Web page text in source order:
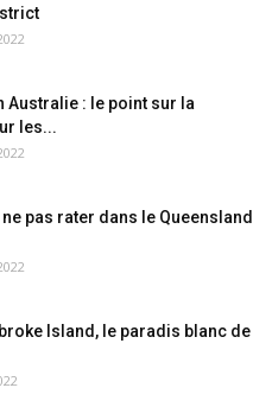
Australie : le point sur la
les...
pas rater dans le Queensland
Island, le paradis blanc de